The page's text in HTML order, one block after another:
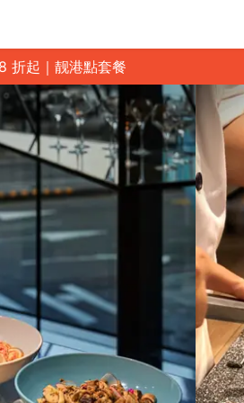
折起｜靓港點套餐